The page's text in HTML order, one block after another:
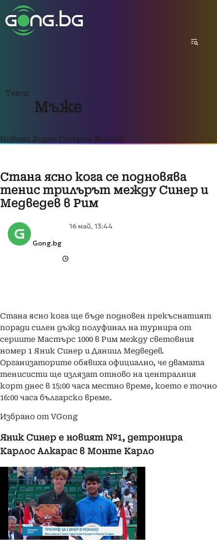
Тенис
Мъже
Новини Видео Галерии Жълто
Стана ясно кога се подновява
тенис трилърът между Синер и
Медведев в Рим
Gong.bg
16 май, 13:44
Стана ясно кога ще бъде подновен прекъснатият
поради силен дъжд полуфинал на турнира от
сериите Мастърс 1000 в Рим между световния
номер 1 Яник Синер и Даниил Медведев.
Организаторите обявиха официално, че двамата
тенисисти ще излязат отново на централния
корт днес в 15:00 часа местно време, което е точно
16:00 часа българско време.
Избрано от VGong
Яник Синер е новият №1, детронира
Карлос Алкарас в Монте Карло